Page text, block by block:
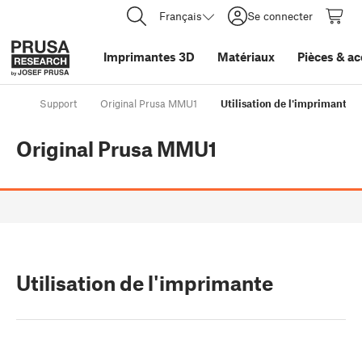
Français Se connecter
Imprimantes 3D Matériaux Pièces &
Support Original Prusa MMU1 Utilisation de l'imprimante
Original Prusa MMU1
Utilisation de l'imprimante